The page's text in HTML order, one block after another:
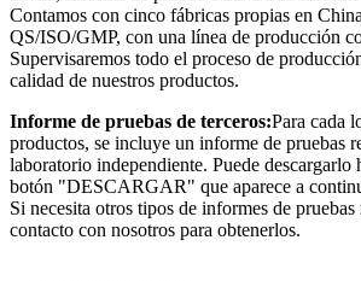
Contamos con cinco fábricas propias en
QS/ISO/GMP, con una línea de producción
Supervisaremos todo el proceso de
calidad de nuestros productos.
Informe de pruebas de terceros:Para cada
productos, se incluye un informe de pruebas
laboratorio independiente. Puede descargarlo
botón "DESCARGAR" que aparece a
Si necesita otros tipos de informes de pruebas
contacto con nosotros para obtenerlos.